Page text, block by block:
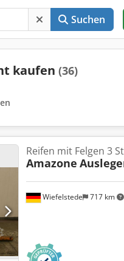
Suchen
kaufen (36)
Wiefelstede 717 km
Reifen mit Felgen 3
Amazone